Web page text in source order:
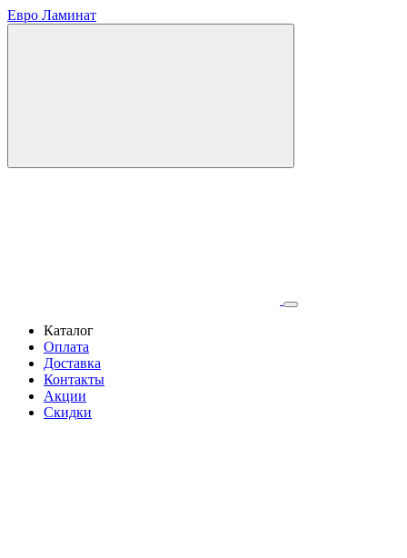
Евро Ламинат
Каталог
Оплата
Доставка
Контакты
Акции
Скидки